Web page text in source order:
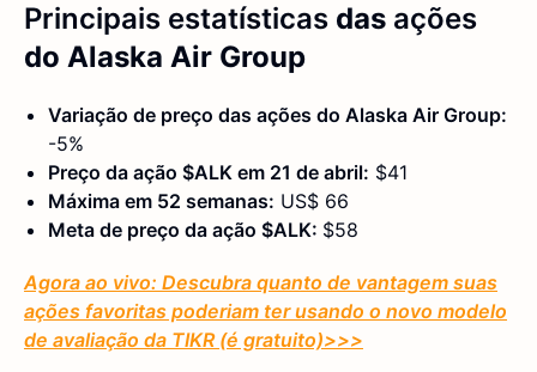
Principais estatísticas das ações
do Alaska Air Group
Variação de preço das ações do Alaska Air Group:
-5%
Preço da ação $ALK em 21 de abril: $41
Máxima em 52 semanas: US$ 66
Meta de preço da ação $ALK: $58
Agora ao vivo: Descubra quanto de vantagem suas
ações favoritas poderiam ter usando o novo modelo
de avaliação da TIKR (é gratuito)>>>